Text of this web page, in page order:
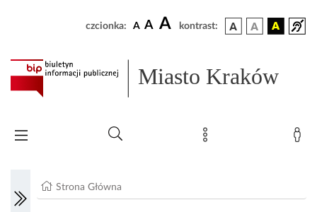
czcionka: A A A kontrast:
Miasto Kraków
Strona Główna